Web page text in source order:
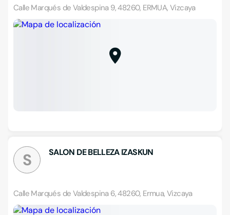
Calle Marqués de Valdespina 9, 48260, ERMUA, Vizcaya
S SALON DE BELLEZA IZASKUN
Calle Marqués de Valdespina 6, 48260, Ermua, Vizcaya